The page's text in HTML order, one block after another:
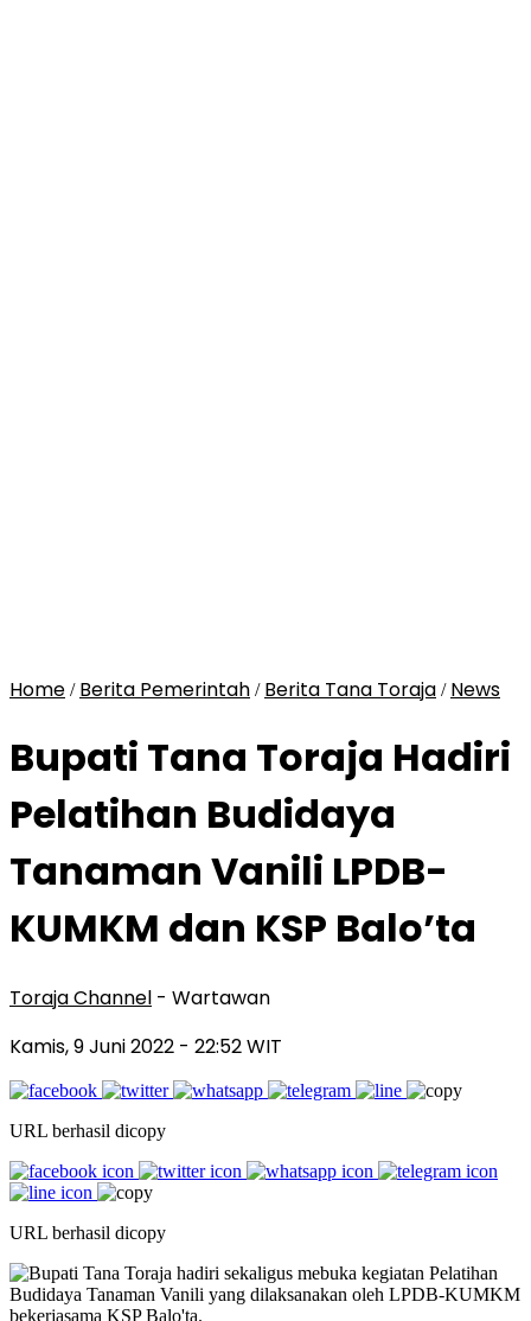
Home / Berita Pemerintah / Berita Tana Toraja / News
Bupati Tana Toraja Hadiri
Pelatihan Budidaya
Tanaman Vanili LPDB-
KUMKM dan KSP Balo’ta
Toraja Channel - Wartawan
Kamis, 9 Juni 2022 - 22:52 WIT
URL berhasil dicopy
URL berhasil dicopy